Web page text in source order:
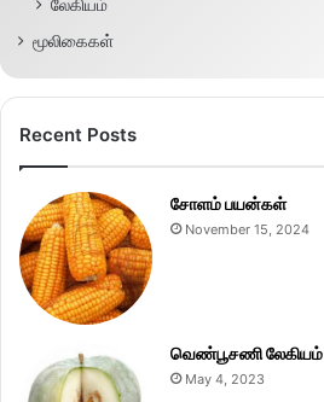
லேகியம்
மூலிகைகள்
Recent Posts
சோளம் பயன்கள்
November 15, 2024
வெண்பூசணி லேகியம்
May 4, 2023